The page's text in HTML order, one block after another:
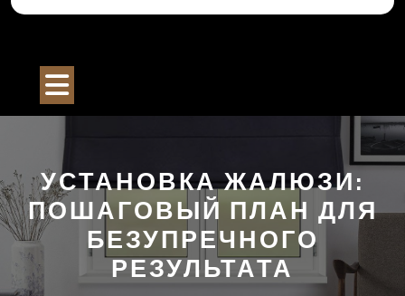
Перейти
Открыть
УСТАНОВКА ЖАЛЮЗИ:
ПОШАГОВЫЙ ПЛАН ДЛЯ
БЕЗУПРЕЧНОГО
РЕЗУЛЬТАТА